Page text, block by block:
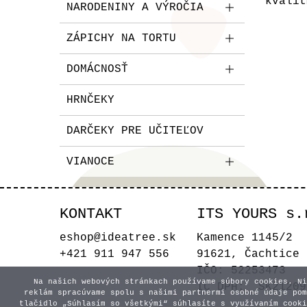
NARODENINY A VÝROČIA
ZÁPICHY NA TORTU
DOMÁCNOSŤ
HRNČEKY
DARČEKY PRE UČITEĽOV
VIANOCE
KONTAKT
eshop@ideatree.sk
+421 911 947 556
ITS YOURS
Kamence 1145/2
91621, Čachtice
IČO: 52253473
IČ DPH:
Na našich webových stránkach používame súbory
reklám spracúvame spolu s našimi partnermi osobné údaje
tlačidlo „Súhlasím so všetkými“ súhlasíte s využívaním